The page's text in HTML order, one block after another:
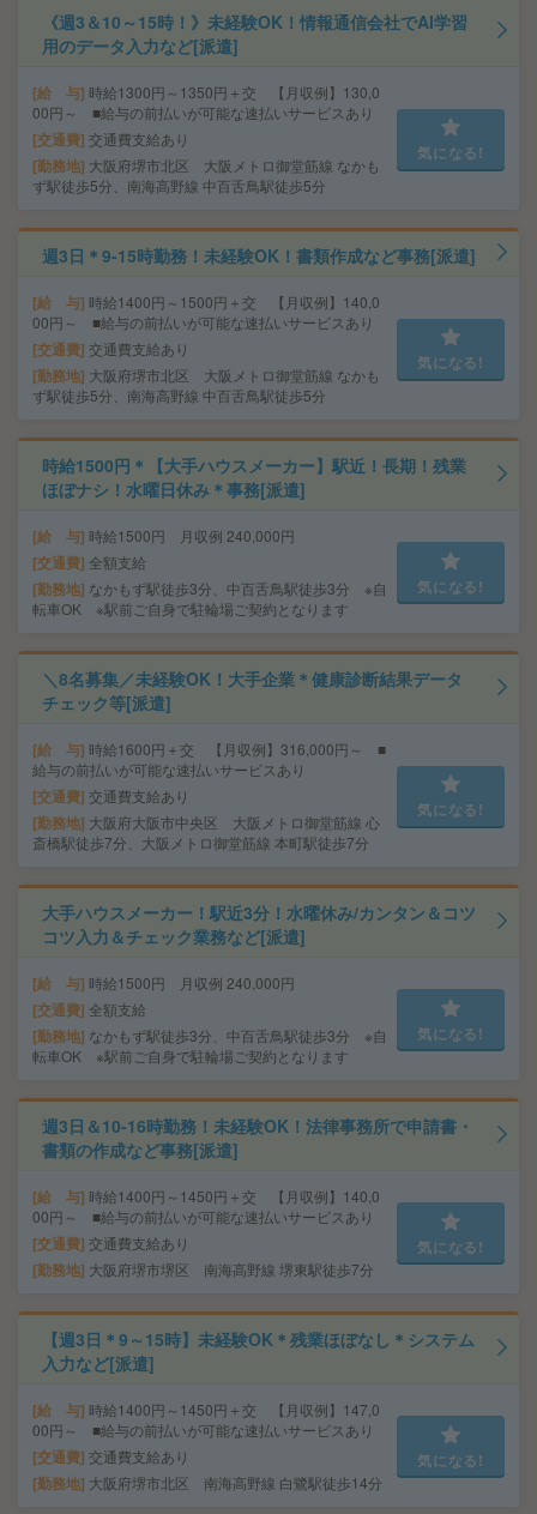
《週3＆10～15時！》未経験OK！情報通信会社でAI学習
用のデータ入力など[派遣]
給 与 時給1300円～1350円＋交 【月収例】130,0
00円～ ■給与の前払いが可能な速払いサービスあり
交通費 交通費支給あり
勤務地 大阪府堺市北区 大阪メトロ御堂筋線 なかも
ず駅徒歩5分、南海高野線 中百舌鳥駅徒歩5分
気になる!
週3日＊9-15時勤務！未経験OK！書類作成など事務[派遣]
給 与 時給1400円～1500円＋交 【月収例】140,0
00円～ ■給与の前払いが可能な速払いサービスあり
交通費 交通費支給あり
勤務地 大阪府堺市北区 大阪メトロ御堂筋線 なかも
ず駅徒歩5分、南海高野線 中百舌鳥駅徒歩5分
気になる!
時給1500円＊【大手ハウスメーカー】駅近！長期！残業
ほぼナシ！水曜日休み＊事務[派遣]
給 与 時給1500円 月収例 240,000円
交通費 全額支給
勤務地 なかもず駅徒歩3分、中百舌鳥駅徒歩3分 ※自
転車OK ※駅前ご自身で駐輪場ご契約となります
気になる!
＼8名募集／未経験OK！大手企業＊健康診断結果データ
チェック等[派遣]
給 与 時給1600円＋交 【月収例】316,000円～ ■
給与の前払いが可能な速払いサービスあり
交通費 交通費支給あり
勤務地 大阪府大阪市中央区 大阪メトロ御堂筋線 心
斎橋駅徒歩7分、大阪メトロ御堂筋線 本町駅徒歩7分
気になる!
大手ハウスメーカー！駅近3分！水曜休み/カンタン＆コツ
コツ入力＆チェック業務など[派遣]
給 与 時給1500円 月収例 240,000円
交通費 全額支給
勤務地 なかもず駅徒歩3分、中百舌鳥駅徒歩3分 ※自
転車OK ※駅前ご自身で駐輪場ご契約となります
気になる!
週3日＆10-16時勤務！未経験OK！法律事務所で申請書・
書類の作成など事務[派遣]
給 与 時給1400円～1450円＋交 【月収例】140,0
00円～ ■給与の前払いが可能な速払いサービスあり
交通費 交通費支給あり
勤務地 大阪府堺市堺区 南海高野線 堺東駅徒歩7分
気になる!
【週3日＊9～15時】未経験OK＊残業ほぼなし＊システム
入力など[派遣]
給 与 時給1400円～1450円＋交 【月収例】147,0
00円～ ■給与の前払いが可能な速払いサービスあり
交通費 交通費支給あり
勤務地 大阪府堺市北区 南海高野線 白鷺駅徒歩14分
気になる!